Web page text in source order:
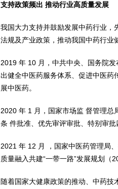
支持政策频出 推动行业高质量发展
我国大力支持并鼓励发展中药行业，
法规及产业政策，推动我国中药行业
2019 年 10 月，中共中央、国务院
出健全中医药服务体系、促进中医药
展中医药。
2020 年 1 月，国家市场监 督管理总
条 件批准、优先审评审批、特别审批
2021 年 12 月 ，国家中医药管理局
质量融入共建“一带一路”发展规划（
随着国家大健康政策的推动、中药